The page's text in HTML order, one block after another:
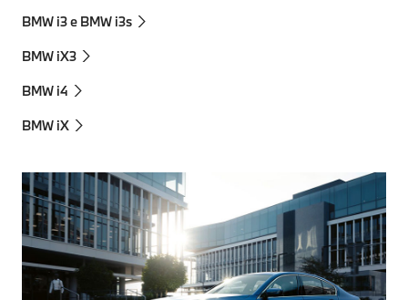
BMW i3 e BMW i3s
BMW iX3
BMW i4
BMW iX